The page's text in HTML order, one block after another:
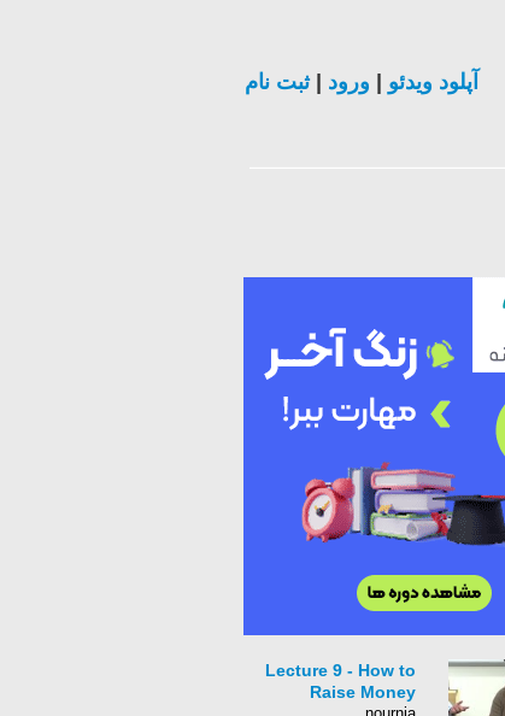
آپلود ویدئو ورود |ثبت نام
Lecture 9 - How to
Raise Money